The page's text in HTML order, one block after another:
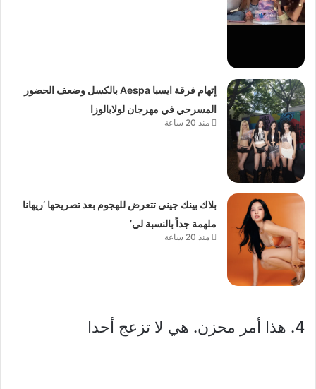
إتهام فرقة ايسبا Aespa بالكسل وضعف الحضور
المسرحي في مهرجان لولابالوزا
منذ 20 ساعة
بلاك بينك جيني تتعرض للهجوم بعد تصريحها ‘ريهانا
ملهمة جداً بالنسبة لي’
منذ 20 ساعة
4. هذا أمر محزن. هي لا تزعج أحدا